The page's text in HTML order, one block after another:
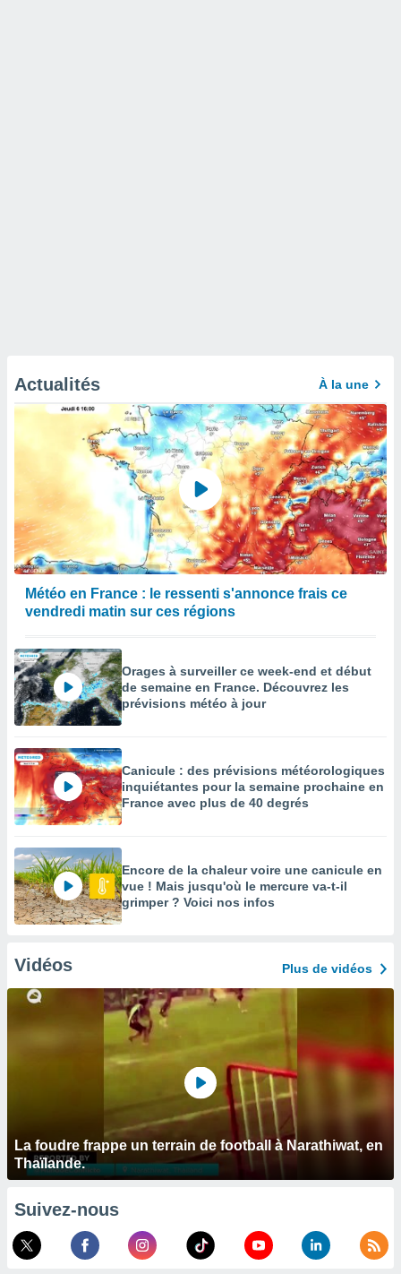
Actualités À la une
Météo en France : le ressenti s'annonce frais ce
vendredi matin sur ces régions
Orages à surveiller ce week-end et début
de semaine en France. Découvrez les
prévisions météo à jour
Canicule : des prévisions météorologiques
inquiétantes pour la semaine prochaine en
France avec plus de 40 degrés
Encore de la chaleur voire une canicule en
vue ! Mais jusqu'où le mercure va-t-il
grimper ? Voici nos infos
Vidéos Plus de vidéos
La foudre frappe un terrain de football à Narathiwat, en
Thaïlande.
Suivez-nous